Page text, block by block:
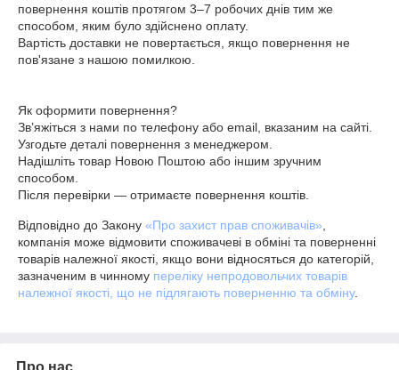
повернення коштів протягом 3–7 робочих днів тим же
способом, яким було здійснено оплату.
Вартість доставки не повертається, якщо повернення не
пов'язане з нашою помилкою.
Як оформити повернення?
Зв’яжіться з нами по телефону або email, вказаним на сайті.
Узгодьте деталі повернення з менеджером.
Надішліть товар Новою Поштою або іншим зручним
способом.
Після перевірки — отримаєте повернення коштів.
Відповідно до Закону «Про захист прав споживачів»
компанія може відмовити споживачеві в обміні та поверненні
товарів належної якості, якщо вони відносяться до категорій,
зазначеним в чинному переліку непродовольчих товарів
належної якості, що не підлягають поверненню та обміну.
Про нас